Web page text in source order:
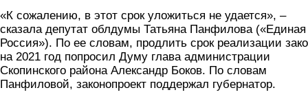
«К сожалению, в этот срок уложиться не удается», –
сказала депутат облдумы Татьяна Панфилова («Единая
Россия»). По ее словам, продлить срок реализации
на 2021 год попросил Думу глава администрации
Скопинского района Александр Боков. По словам
Панфиловой, законопроект поддержал губернатор.